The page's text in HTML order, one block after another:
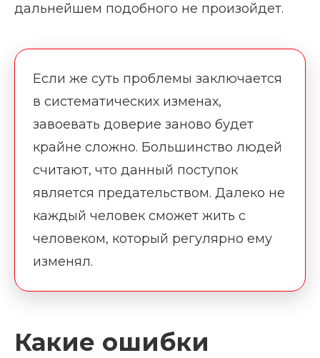
дальнейшем подобного не произойдет.
Если же суть проблемы заключается
в систематических изменах,
завоевать доверие заново будет
крайне сложно. Большинство людей
считают, что данный поступок
является предательством. Далеко не
каждый человек сможет жить с
человеком, который регулярно ему
изменял.
Какие ошибки